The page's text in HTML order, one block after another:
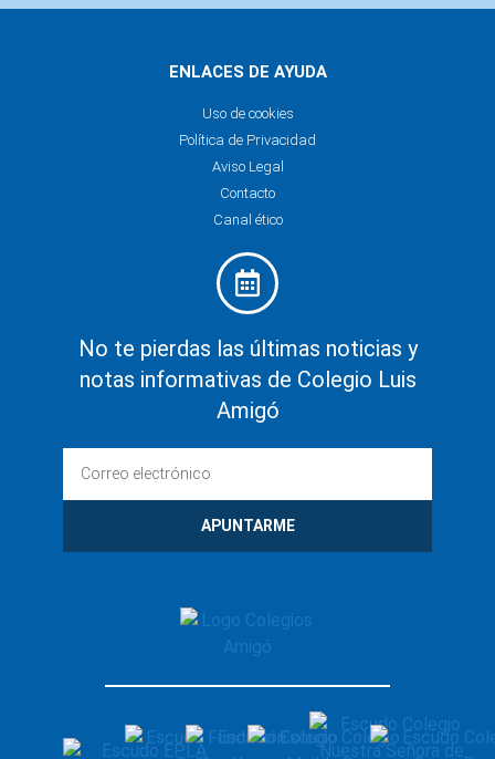
ENLACES DE AYUDA
Uso de cookies
Política de Privacidad
Aviso Legal
Contacto
Canal ético
No te pierdas las últimas noticias y
notas informativas de Colegio Luis
Amigó
APUNTARME